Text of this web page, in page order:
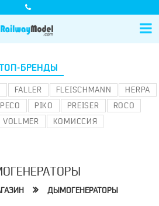
БРЕНДЫ
FALLER FLEISCHMANN
HERPA
PECO PIKO PREISER
ROCO
VOLLMER КОМИССИЯ
ДЫМОГЕНЕРАТОРЫ